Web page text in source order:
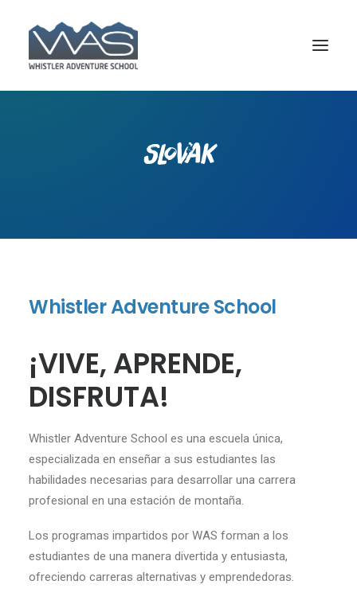
SEARCH
Slovak
Whistler Adventure School
¡VIVE, APRENDE,
DISFRUTA!
Whistler Adventure School es una escuela única,
especializada en enseñar a sus estudiantes las
habilidades necesarias para desarrollar una carrera
profesional en una estación de montaña.
Los programas impartidos por WAS forman a los
estudiantes de una manera divertida y entusiasta,
ofreciendo carreras alternativas y emprendedoras.